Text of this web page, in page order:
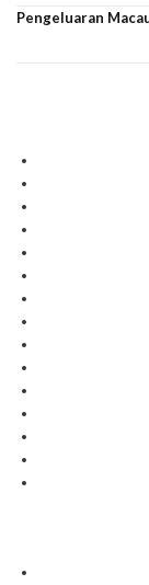
Pengeluaran